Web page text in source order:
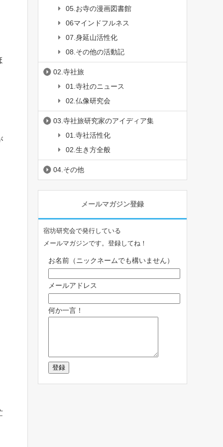
05.お寺の漫画図書館
06マインドフルネス
07.身延山活性化
08.その他の活動記
02.寺社旅
01.寺社のニュース
02.仏像研究会
03.寺社旅研究家のアイディア集
01.寺社活性化
02.生き方全般
04.その他
メールマガジン登録
宿坊研究会で発行している
メールマガジンです。登録してね！
お名前（ニックネームでも構いません）
メールアドレス
何か一言！